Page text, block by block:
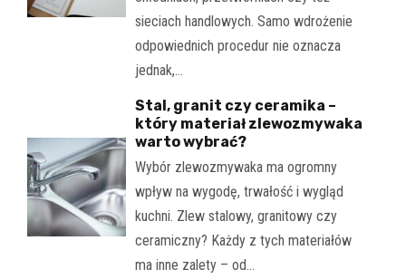
sieciach handlowych. Samo wdrożenie
odpowiednich procedur nie oznacza
jednak,…
Stal, granit czy ceramika –
który materiał zlewozmywaka
warto wybrać?
Wybór zlewozmywaka ma ogromny
wpływ na wygodę, trwałość i wygląd
kuchni. Zlew stalowy, granitowy czy
ceramiczny? Każdy z tych materiałów
ma inne zalety – od…